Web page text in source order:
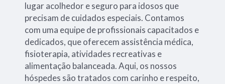
lugar acolhedor e seguro para idosos que
precisam de cuidados especiais. Contamos
com uma equipe de profissionais capacitados e
dedicados, que oferecem assistência médica,
fisioterapia, atividades recreativas e
alimentação balanceada. Aqui, os nossos
hóspedes são tratados com carinho e respeito,